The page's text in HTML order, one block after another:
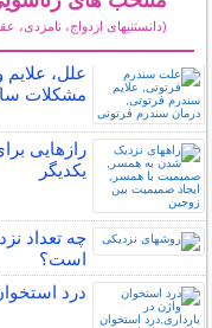
(دانستنیهای ازدواج، نامزدی،
علل،
مشکلات
رازهایی
یکدیگر
چه تعداد
است؟
درد